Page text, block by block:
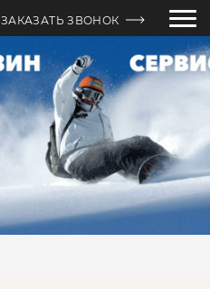
ЗАКАЗАТЬ ЗВОНОК